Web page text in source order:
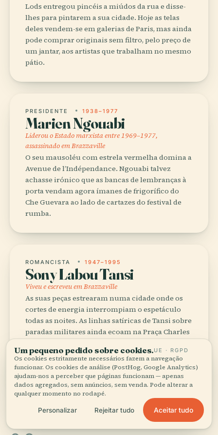
Lods entregou pincéis a miúdos da rua e disse-
lhes para pintarem a sua cidade. Hoje as telas
deles vendem-se em galerias de Paris, mas ainda
pode comprar originais sem filtro, pelo preço de
um jantar, aos artistas que trabalham no mesmo
pátio.
PRESIDENTE 1938–1977
Marien Ngouabi
Liderou o Estado marxista entre 1969–1977,
assassinado em Brazzaville
O seu mausoléu com estrela vermelha domina a
Avenue de l’Indépendance. Ngouabi talvez
achasse irónico que as bancas de lembranças à
porta vendam agora ímanes de frigorífico do
Che Guevara ao lado de cartazes do festival de
rumba.
ROMANCISTA 1947–1995
Sony Labou Tansi
Viveu e escreveu em Brazzaville
As suas peças estrearam numa cidade onde os
cortes de energia interrompiam o espetáculo
todas as noites. As linhas satíricas de Tansi sobre
paradas militares ainda ecoam na Praça Charles
por cidadãos que se lembram de quando
passavam tanques em vez de dançarinos.
Um pequeno pedido sobre cookies.UE · RGPD
Os cookies estritamente necessários fazem a navegação
funcionar. Os cookies de análise (PostHog, Google Analytics)
ajudam-nos a perceber que páginas funcionam — apenas
dados agregados, sem anúncios, sem venda. Pode alterar a
qualquer momento no rodapé.
Personalizar Rejeitar tudo Aceitar tudo